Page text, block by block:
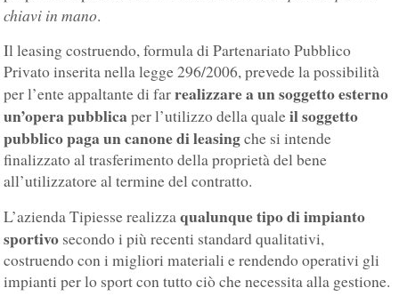
chiavi in mano.
Il leasing costruendo, formula di Partenariato Pubblico
Privato inserita nella legge 296/2006, prevede la possibilità
per l’ente appaltante di farrealizzare a un soggetto esterno
un’opera pubblica per l’utilizzo della qualeil soggetto
pubblico paga un canone di leasingche si intende
finalizzato al trasferimento della proprietà del bene
all’utilizzatore al termine del contratto.
L’azienda Tipiesse realizzaqualunque tipo di impianto
sportivo secondo i più recenti standard qualitativi,
costruendo con i migliori materiali e rendendo operativi gli
impianti per lo sport con tutto ciò che necessita alla gestione.